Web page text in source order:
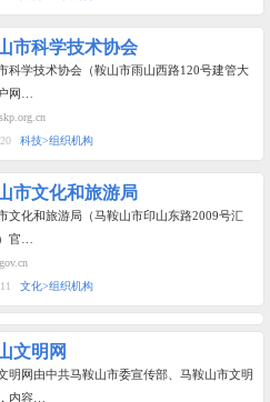
市科学技术协会
科学技术协会（鞍山市雨山西路120号建管大
网…
科技>组织机构
市文化和旅游局
文化和旅游局（马鞍山市印山东路2009号汇
官…
文化>组织机构
文明网
明网由中共马鞍山市委宣传部、马鞍山市文明
内容…